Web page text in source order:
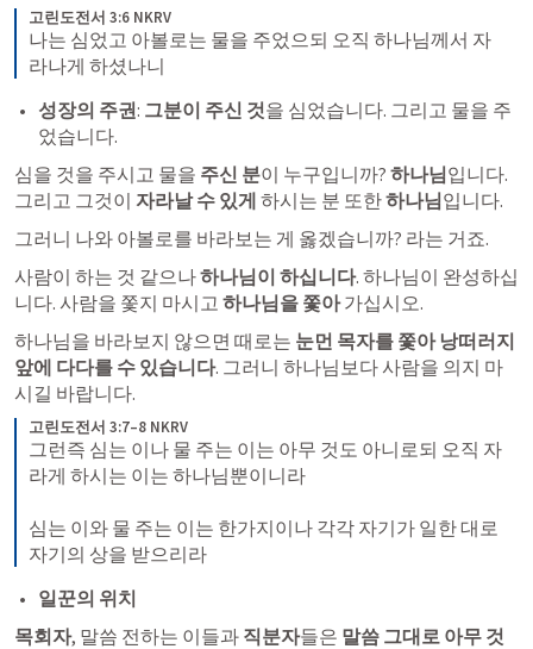
고린도전서 3:6 NKRV
나는 심었고 아볼로는 물을 주었으되 오직 하나님께서 자
라나게 하셨나니
성장의 주권: 그분이 주신 것을 심었습니다. 그리고 물을 주
었습니다.
심을 것을 주시고 물을 주신 분이 누구입니까? 하나님입니다.
그리고 그것이 자라날 수 있게 하시는 분 또한 하나님입니다.
그러니 나와 아볼로를 바라보는 게 옳겠습니까? 라는 거죠.
사람이 하는 것 같으나 하나님이 하십니다. 하나님이 완성하십
니다. 사람을 쫓지 마시고 하나님을 쫓아 가십시오.
하나님을 바라보지 않으면 때로는 눈먼 목자를 쫓아 낭떠러지
앞에 다다를 수 있습니다. 그러니 하나님보다 사람을 의지 마
시길 바랍니다.
고린도전서 3:7–8 NKRV
그런즉 심는 이나 물 주는 이는 아무 것도 아니로되 오직 자
라게 하시는 이는 하나님뿐이니라
심는 이와 물 주는 이는 한가지이나 각각 자기가 일한 대로
자기의 상을 받으리라
일꾼의 위치
목회자, 말씀 전하는 이들과 직분자들은 말씀 그대로 아무 것